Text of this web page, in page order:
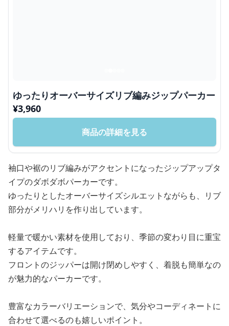
ゆったりオーバーサイズリブ編みジップパーカー
¥3,960
商品の詳細を見る
袖口や裾のリブ編みがアクセントになったジップアップタ
イプのダボダボパーカーです。
ゆったりとしたオーバーサイズシルエットながらも、リブ
部分がメリハリを作り出しています。
軽量で暖かい素材を使用しており、季節の変わり目に重宝
するアイテムです。
フロントのジッパーは開け閉めしやすく、着脱も簡単なの
が魅力的なパーカーです。
豊富なカラーバリエーションで、気分やコーディネートに
合わせて選べるのも嬉しいポイント。